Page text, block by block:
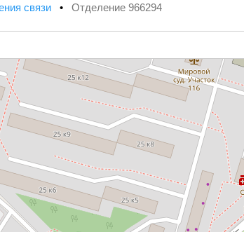
связи • Отделение 966294